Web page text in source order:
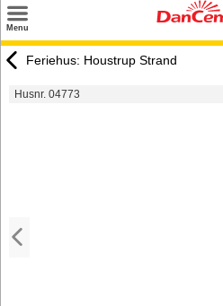
Menu
Tilbud
Feriehus: Houstrup Strand
Husnr. 04773